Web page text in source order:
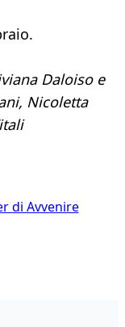
Daloiso e
Nicoletta
di Avvenire